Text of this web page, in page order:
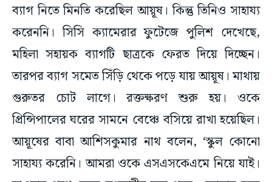
ব্যাগ নিতে মিনতি করেছিল আয়ূষ। কিন্তু তিনিও সাহায্য
করেননি। সিসি ক্যামেরার ফুটেজে পুলিশ দেখেছে,
মহিলা সহায়ক ব্যাগটি ছাত্রকে ফেরত দিয়ে দিচ্ছেন।
তারপর ব্যাগ সমেত সিঁড়ি থেকে পড়ে যায় আয়ূষ। মাথায়
গুরুতর চোট লাগে। রক্তক্ষরণ শুরু হয়। ওকে
প্রিন্সিপালের ঘরের সামনে বেঞ্চে বসিয়ে রাখা হয়েছিল।
আয়ূষের বাবা আশিসকুমার নাথ বলেন, ‘স্কুল কোনো
সাহায্য করেনি। আমরা ওকে এসএসকেএমে নিয়ে যাই।